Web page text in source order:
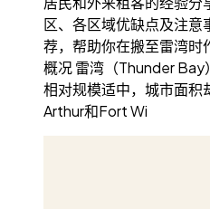
区、各区域优缺点及注意
荐，帮助你在搬至雷湾时
概况 雷湾（Thunder Bay
相对规模适中，城市面
Arthur和Fort Wi